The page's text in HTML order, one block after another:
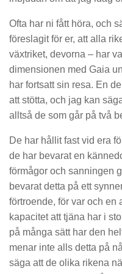
Ofta har ni fått höra, och
föreslagit för er, att alla
växtriket, devorna – har
dimensionen med Gaia
har fortsatt sin resa. En
att stötta, och jag kan
alltså de som går på två
De har hållit fast vid era
de har bevarat en
förmågor och sanningen
bevarat detta på ett
förtroende, för var och en
kapacitet att tjäna har i
på många sätt har den
menar inte alls detta på
säga att de olika rikena